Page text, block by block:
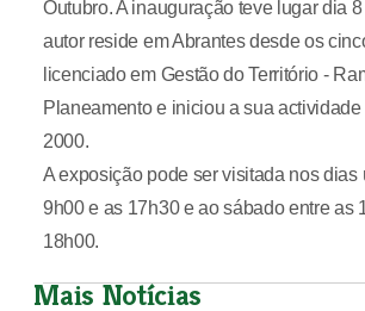
Outubro. A inauguração teve lugar dia
autor reside em Abrantes desde os
licenciado em Gestão do Território -
Planeamento e iniciou a sua
2000.
A exposição pode ser visitada nos dias
9h00 e as 17h30 e ao sábado entre as
18h00.
Mais Notícias